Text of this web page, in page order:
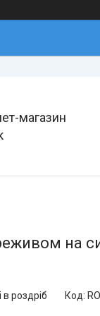
магазин
на
в роздріб Код: